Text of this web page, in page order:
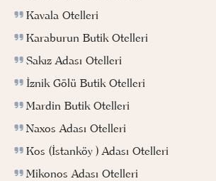
Kavala Otelleri
Karaburun Butik Otelleri
Sakız Adası Otelleri
İznik Gölü Butik Otelleri
Mardin Butik Otelleri
Naxos Adası Otelleri
Kos (İstanköy ) Adası Otelleri
Mikonos Adası Otelleri